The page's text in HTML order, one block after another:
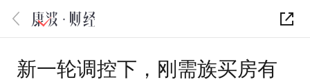
新一轮调控下，刚需族买房有